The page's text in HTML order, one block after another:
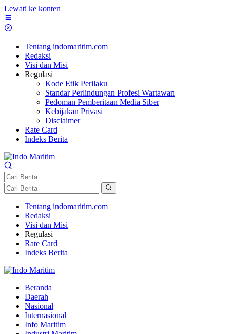
Lewati ke konten
Tentang indomaritim.com
Redaksi
Visi dan Misi
Regulasi
Kode Etik Perilaku
Standar Perlindungan Profesi Wartawan
Pedoman Pemberitaan Media Siber
Kebijakan Privasi
Disclaimer
Rate Card
Indeks Berita
Tentang indomaritim.com
Redaksi
Visi dan Misi
Regulasi
Rate Card
Indeks Berita
Beranda
Daerah
Nasional
Internasional
Info Maritim